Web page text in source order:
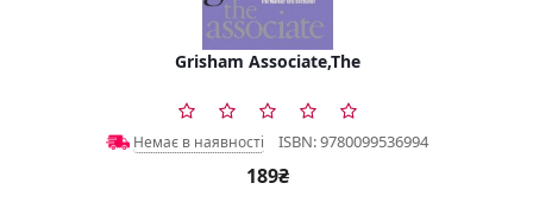
Grisham Associate,The
Немає в наявності ISBN: 9780099536994
189₴